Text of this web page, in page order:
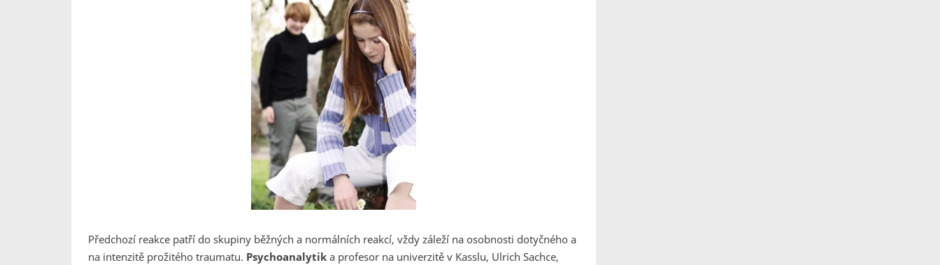
Předchozí reakce patří do skupiny běžných a normálních reakcí, vždy záleží na osobnosti dotyčného a
na intenzitě prožitého traumatu. Psychoanalytik a profesor na univerzitě v Kasslu, Ulrich Sachce,